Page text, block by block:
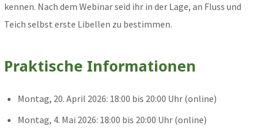
kennen. Nach dem Webinar seid ihr in der Lage, an Fluss und
Teich selbst erste Libellen zu bestimmen.
Praktische Informationen
Montag, 20. April 2026: 18:00 bis 20:00 Uhr (online)
Montag, 4. Mai 2026: 18:00 bis 20:00 Uhr (online)